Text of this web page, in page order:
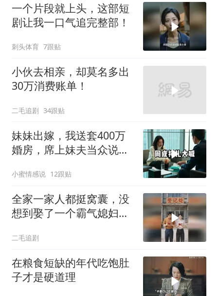
一个片段就上头，这部短
剧让我一口气追完整部！
刺头体育 7跟贴
小伙去相亲，却莫名多出
30万消费账单！
二毛追剧 34跟贴
妹妹出嫁，我送套400万
婚房，席上妹夫当众说：
小蜜情感说 12跟贴
全家一家人都挺窝囊，没
想到娶了一个霸气媳妇，
二毛追剧
在粮食短缺的年代吃饱肚
子才是硬道理